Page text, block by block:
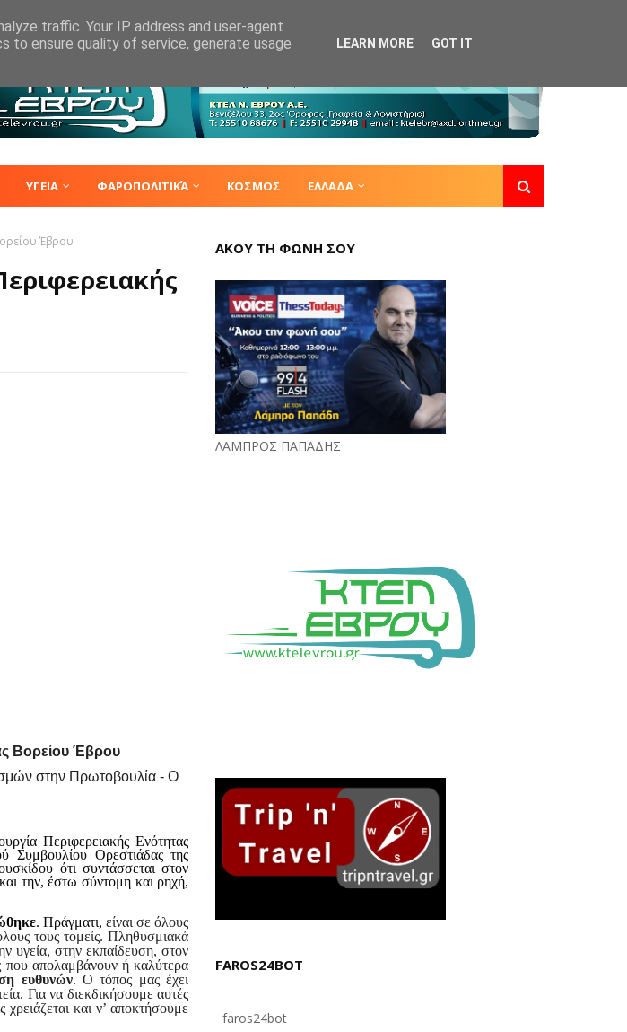
ΥΓΕΙΑ ΦΑΡΟΠΟΛΙΤΙΚΆ ΚΟΣΜΟΣ ΕΛΛΑΔΑ
Έβρου
Βορείου Έβρου
στην Πρωτοβουλία - Ο
Περιφερειακής Ενότητας
Συμβουλίου Ορεστιάδας της
ότι συντάσσεται στον
την, έστω σύντομη και ρηχή,
. Πράγματι,είναι σε όλους
τους τομείς. Πληθυσμιακά
υγεία, στην εκπαίδευση, στον
που απολαμβάνουν ή καλύτερα
ευθυνών. Ο τόπος μας έχει
Για να διεκδικήσουμε αυτές
και ν’ αποκτήσουμε
ΑΚΟΥ ΤΗ ΦΩΝΗ ΣΟΥ
ΛΑΜΠΡΟΣ ΠΑΠΑΔΗΣ
FAROS24BOT
faros24bot
traffic. Your IP address and user-agent
to ensure quality of service, generate usage
LEARN MORE GOT IT